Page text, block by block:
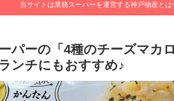
当サイトは業務スーパーを運営する神戸物産と
パーの「4種のチーズマカ
ンチにもおすすめ♪